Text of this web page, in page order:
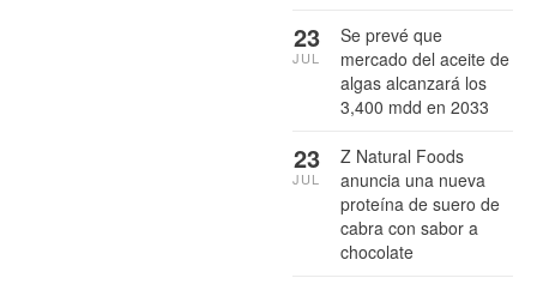
Se prevé que
mercado del aceite de
algas alcanzará los
3,400 mdd en 2033
23
JUL
Z Natural Foods
anuncia una nueva
proteína de suero de
cabra con sabor a
chocolate
23
JUL